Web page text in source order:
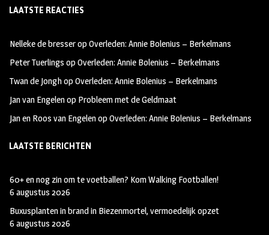
b
oo
k
ag
m
tt
LAATSTE REACTIES
Nelleke de bresseropOverleden: Annie Bolenius – Berkelmans
Peter Tuerlings opOverleden: Annie Bolenius – Berkelmans
Twan de JonghopOverleden: Annie Bolenius – Berkelmans
Jan van Engelenop Probleem met de Geldmaat
Jan en Roos van EngelenopOverleden: Annie Bolenius – Berkelmans
LAATSTE BERICHTEN
60+ en nog zin om te voetballen? Kom Walking Footballen!
6 augustus 2026
Buxusplanten in brand in Biezenmortel, vermoedelijk opzet
6 augustus 2026